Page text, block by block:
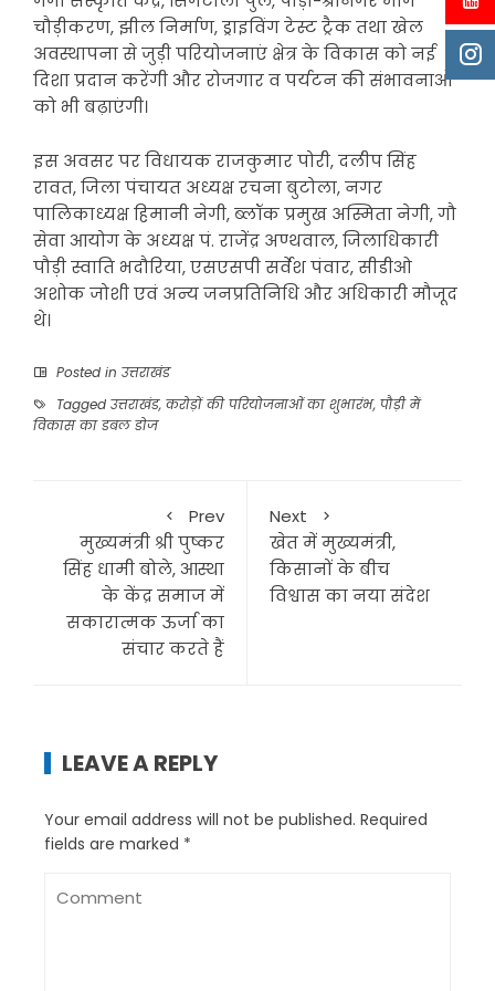
चौड़ीकरण, झील निर्माण, ड्राइविंग टेस्ट ट्रैक तथा खेल
अवस्थापना से जुड़ी परियोजनाएं क्षेत्र के विकास को नई
दिशा प्रदान करेंगी और रोजगार व पर्यटन की संभावनाओं
को भी बढ़ाएंगी।
इस अवसर पर विधायक राजकुमार पोरी, दलीप सिंह
रावत, जिला पंचायत अध्यक्ष रचना बुटोला, नगर
पालिकाध्यक्ष हिमानी नेगी, ब्लॉक प्रमुख अस्मिता नेगी, गौ
सेवा आयोग के अध्यक्ष पं. राजेंद्र अण्थवाल, जिलाधिकारी
पौड़ी स्वाति भदौरिया, एसएसपी सर्वेश पंवार, सीडीओ
अशोक जोशी एवं अन्य जनप्रतिनिधि और अधिकारी मौजूद
थे।
Posted in उत्तराखंड
Tagged उत्तराखंड, करोड़ों की परियोजनाओं का शुभारंभ, पौड़ी में
विकास का डबल डोज
Prev
मुख्यमंत्री श्री पुष्कर
सिंह धामी बोले, आस्था
के केंद्र समाज में
सकारात्मक ऊर्जा का
संचार करते हैं
Next
खेत में मुख्यमंत्री,
किसानों के बीच
विश्वास का नया संदेश
LEAVE A REPLY
Your email address will not be published. Required
fields are marked *